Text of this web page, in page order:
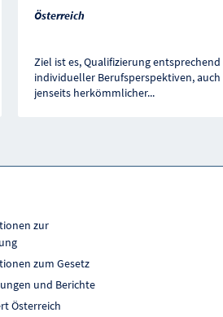
Österreich
Ziel ist es, Qualifizierung entsprechend
individueller Berufsperspektiven, auch
jenseits herkömmlicher...
zur
zum Gesetz
und Berichte
Österreich